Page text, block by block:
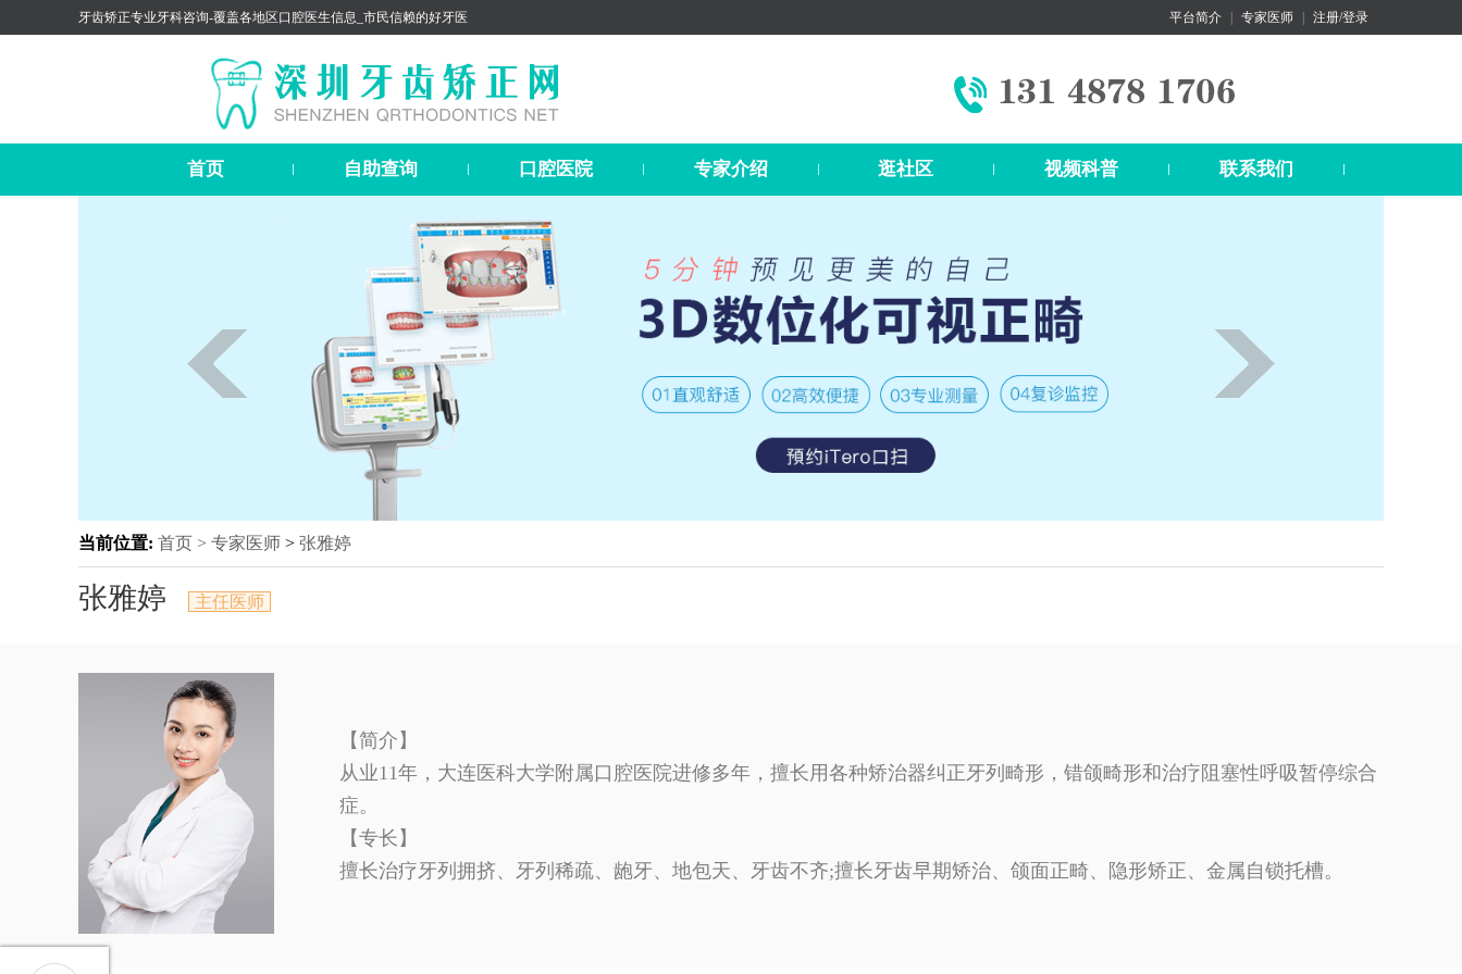
牙齿矫正专业牙科咨询-覆盖各地区口腔医生信息_市民信赖的好牙医 平台简介 专家医师 注册/登录
首页 自助查询 口腔医院 专家介绍 逛社区 视频科普 联系我们
当前位置: 首页 > 专家医师 > 张雅婷
张雅婷 主任医师
【简介】
从业11年，大连医科大学附属口腔医院进修多年，擅长用各种矫治器纠正牙列畸形，错颌畸形和治疗阻塞性呼吸暂停综合
症。
【专长】
擅长治疗牙列拥挤、牙列稀疏、龅牙、地包天、牙齿不齐;擅长牙齿早期矫治、颌面正畸、隐形矫正、金属自锁托槽。